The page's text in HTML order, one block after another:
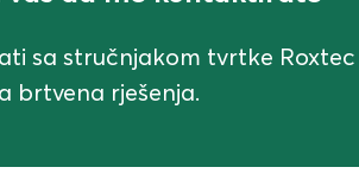
sa stručnjakom tvrtke Roxtec
brtvena rješenja.